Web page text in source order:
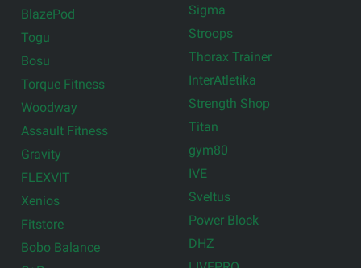
BlazePod
Togu
Bosu
Torque Fitness
Woodway
Assault Fitness
Gravity
FLEXVIT
Xenios
Fitstore
Bobo Balance
Sigma
Stroops
Thorax Trainer
InterAtletika
Strength Shop
Titan
gym80
IVE
Sveltus
Power Block
DHZ